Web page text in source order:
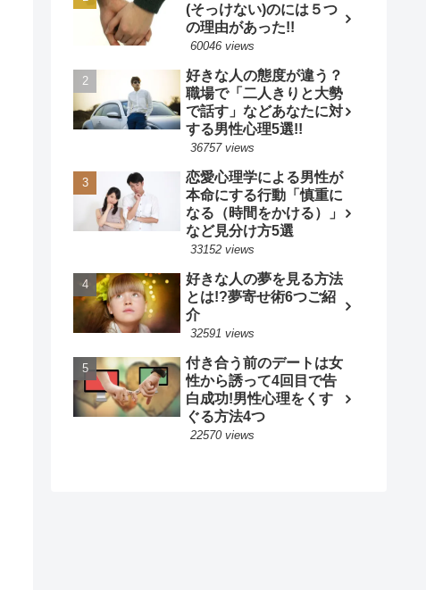
(そっけない)のには５つ
の理由があった!!
60046 views
好きな人の態度が違う？
職場で「二人きりと大勢
で話す」などあなたに対
する男性心理5選!!
36757 views
恋愛心理学による男性が
本命にする行動「慎重に
なる（時間をかける）」
など見分け方5選
33152 views
好きな人の夢を見る方法
とは!?夢寄せ術6つご紹
介
32591 views
付き合う前のデートは女
性から誘って4回目で告
白成功!男性心理をくす
ぐる方法4つ
22570 views